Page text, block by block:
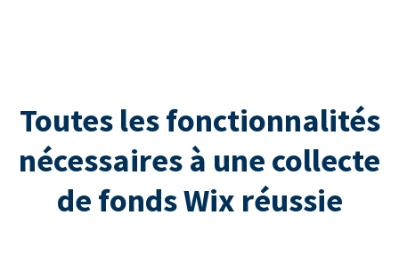
Toutes les fonctionnalités
nécessaires à une collecte
de fonds Wix réussie